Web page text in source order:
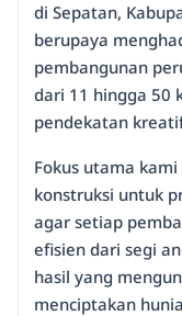
di Sepatan,
berupaya
pembangunan
dari 11 hingga 50
pendekatan
Fokus utama
konstruksi untuk
agar setiap
efisien dari segi
hasil yang
menciptakan